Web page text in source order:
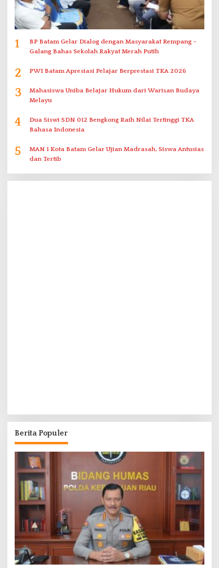
1
BP Batam Gelar Dialog dengan Masyarakat Rempang –
Galang Bahas Sekolah Rakyat Merah Putih
2 PWI Batam Apresiasi Pelajar Berprestasi TKA 2026
3
Mahasiswa Uniba Belajar Hukum dari Warisan Budaya
Melayu
4
Dua Siswi SDN 012 Bengkong Raih Nilai Tertinggi TKA
Bahasa Indonesia
5
MAN 1 Kota Batam Gelar Ujian Madrasah, Siswa Antusias
dan Tertib
Berita Populer